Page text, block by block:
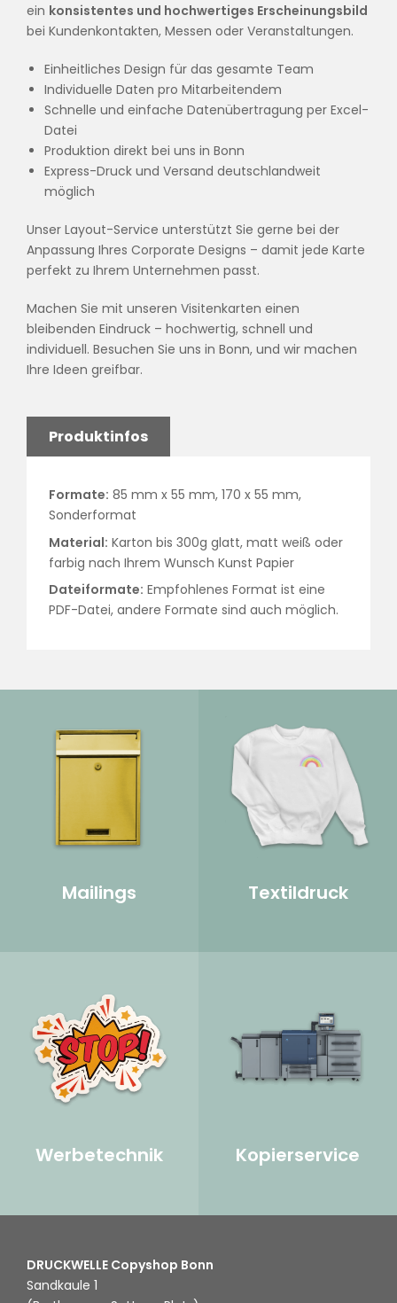
ein konsistentes und hochwertiges Erscheinungsbild
bei Kundenkontakten, Messen oder Veranstaltungen.
Einheitliches Design für das gesamte Team
Individuelle Daten pro Mitarbeitendem
Schnelle und einfache Datenübertragung per Excel-
Datei
Produktion direkt bei uns in Bonn
Express-Druck und Versand deutschlandweit
möglich
Unser Layout-Service unterstützt Sie gerne bei der
Anpassung Ihres Corporate Designs – damit jede Karte
perfekt zu Ihrem Unternehmen passt.
Machen Sie mit unseren Visitenkarten einen
bleibenden Eindruck – hochwertig, schnell und
individuell. Besuchen Sie uns in Bonn, und wir machen
Ihre Ideen greifbar.
Produktinfos
Formate: 85 mm x 55 mm, 170 x 55 mm,
Sonderformat
Material: Karton bis 300g glatt, matt weiß oder
farbig nach Ihrem Wunsch Kunst Papier
Dateiformate: Empfohlenes Format ist eine
PDF-Datei, andere Formate sind auch möglich.
Mailings Textildruck
Werbetechnik Kopierservice
DRUCKWELLE Copyshop Bonn
Sandkaule 1